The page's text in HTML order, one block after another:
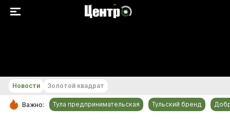
Новости Золотой квадрат
Важно: Тула предпринимательская Тульский бренд